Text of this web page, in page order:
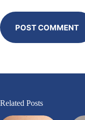
POST COMMENT
Related Posts